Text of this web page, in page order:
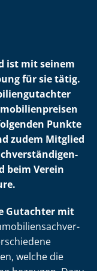
ist mit seinem
für sie tätig.
Punkte
zudem Mitglied
beim Verein
Gutachter mit
welche die